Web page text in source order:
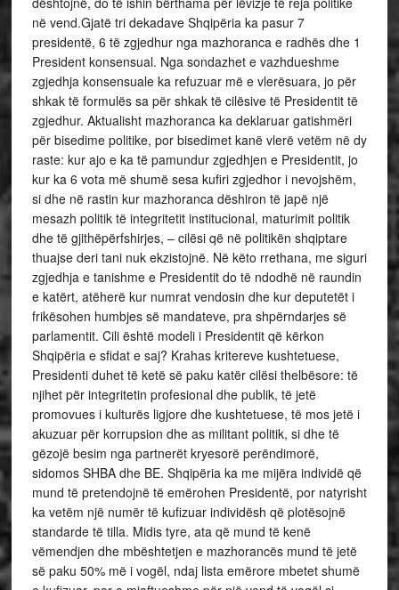
në vend.Gjatë tri dekadave Shqipëria ka pasur 7
presidentë, 6 të zgjedhur nga mazhoranca e radhës dhe 1
President konsensual. Nga sondazhet e vazhdueshme
zgjedhja konsensuale ka refuzuar më e vlerësuara, jo për
shkak të formulës sa për shkak të cilësive të Presidentit të
zgjedhur. Aktualisht mazhoranca ka deklaruar gatishmëri
për bisedime politike, por bisedimet kanë vlerë vetëm në dy
raste: kur ajo e ka të pamundur zgjedhjen e Presidentit, jo
kur ka 6 vota më shumë sesa kufiri zgjedhor i nevojshëm,
si dhe në rastin kur mazhoranca dëshiron të japë një
mesazh politik të integritetit institucional, maturimit politik
dhe të gjithëpërfshirjes, – cilësi që në politikën shqiptare
thuajse deri tani nuk ekzistojnë. Në këto rrethana, me siguri
zgjedhja e tanishme e Presidentit do të ndodhë në raundin
e katërt, atëherë kur numrat vendosin dhe kur deputetët i
frikësohen humbjes së mandateve, pra shpërndarjes së
parlamentit. Cili është modeli i Presidentit që kërkon
Shqipëria e sfidat e saj? Krahas kritereve kushtetuese,
Presidenti duhet të ketë së paku katër cilësi thelbësore: të
njihet për integritetin profesional dhe publik, të jetë
promovues i kulturës ligjore dhe kushtetuese, të mos jetë i
akuzuar për korrupsion dhe as militant politik, si dhe të
gëzojë besim nga partnerët kryesorë perëndimorë,
sidomos SHBA dhe BE. Shqipëria ka me mijëra individë që
mund të pretendojnë të emërohen Presidentë, por natyrisht
ka vetëm një numër të kufizuar individësh që plotësojnë
standarde të tilla. Midis tyre, ata që mund të kenë
vëmendjen dhe mbështetjen e mazhorancës mund të jetë
së paku 50% më i vogël, ndaj lista emërore mbetet shumë